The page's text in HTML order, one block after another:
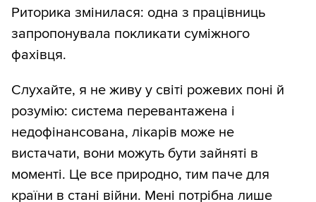
Риторика змінилася: одна з працівниць
запропонувала покликати суміжного
фахівця.
Слухайте, я не живу у світі рожевих поні й
розумію: система перевантажена і
недофінансована, лікарів може не
вистачати, вони можуть бути зайняті в
моменті. Це все природно, тим паче для
країни в стані війни. Мені потрібна лише